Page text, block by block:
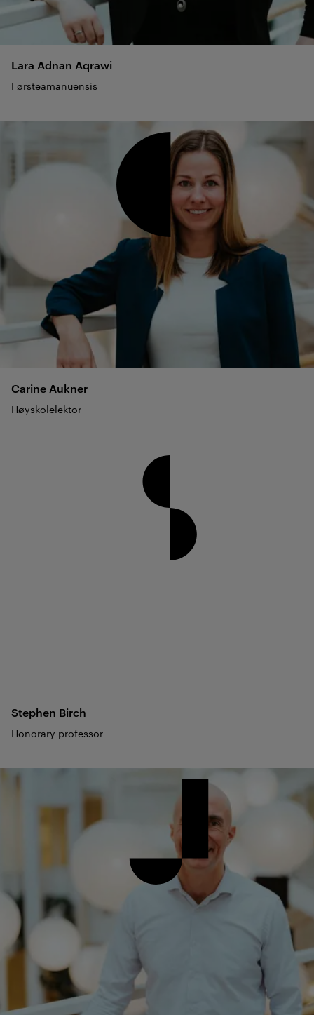
Lara Adnan Aqrawi
Førsteamanuensis
CarineAukner
Høyskolelektor
Stephen Birch
Honorary professor